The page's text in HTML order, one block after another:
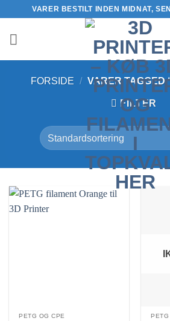
indhold
VARER BESTILT INDEN MIDNAT,
FORSIDE / VARER TAGGED
FILTER
PETG OG CPE PETG